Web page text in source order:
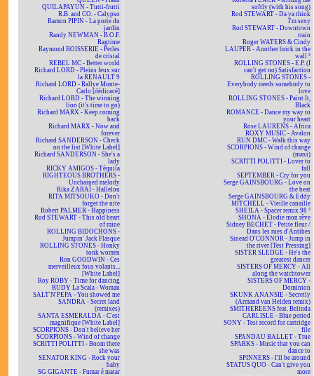
QUILAPAYUN - Tutti-frutti
R.B. and CO. - Calypso
Ramon PIPIN - La porte du
jardin
Randy NEWMAN - B.O.F.
Ragtime
Raymond BOISSERIE - Perles
de cristal
REBEL MC - Better world
Richard LORD - Pleins feux sur
la RENAULT 9
Richard LORD - Rallye Monte-
Carlo [dédicacé]
Richard LORD - The winning
lion (it's time to go)
Richard MARX - Keep coming
back
Richard MARX - Now and
forever
Richard SANDERSON - Check
on the list [White Label]
Richard SANDERSON - She's a
lady
RICKY AMIGOS - Téquila
RIGHTEOUS BROTHERS -
Unchained melody
Rika ZARAÏ - Hallelou
RITA MITSOUKO - Don't
forget the nite
Robert PALMER - Happiness
Rod STEWART - This old heart
of mine
ROLLING BIDOCHONS -
Jumpin' Jack Flasque
ROLLING STONES - Honky
tonk women
Ron GOODWIN - Ces
merveilleux fous volants...
[White Label]
Roy ROBY - Time for dancing
RUDY La Scala - Woman
SALT'N'PEPA - You showed me
SANDRA - Secret land
(remixes)
SANTA ESMERALDA - C'est
magnifique [White Label]
SCORPIONS - Don't believe her
SCORPIONS - Wind of change
SCRITTI POLITTI - Boom there
she was
SENATOR KING - Rock your
baby
SG GIGANTE - Fumar é matar
softly (with his song)
Rod STEWART - Da ya think
I'm sexy
Rod STEWART - Downtown
train
Roger WATERS & Cindy
LAUPER - Another brick in the
wall ²
ROLLING STONES - E.P. (I
can't get no) Satisfaction
ROLLING STONES -
Everybody needs somebody to
love
ROLLING STONES - Paint It,
Black
ROMANCE - Dance my way to
your heart
Rose LAURENS - Africa
ROXY MUSIC - Avalon
RUN DMC - Walk this way
SCORPIONS - Wind of change
(maxi)
SCRITTI POLITTI - Lover to
fall
SEPTEMBER - Cry for you
Serge GAINSBOURG - Love on
the beat
Serge GAINSBOURG & Eddy
MITCHELL - Vieille canaille
SHEILA - Spacer remix 98 ²
SHONA - Elodie mon rêve
Sidney BECHET - Petite fleur /
Dans les rues d'Antibes
Sinead O'CONNOR - Jump in
the river [Test Pressing]
SISTER SLEDGE - He's the
greatest dancer
SISTERS OF MERCY - All
along the watchtower
SISTERS OF MERCY -
Dominion
SKUNK ANANSIE - Secretly
(Armand van Helden remix)
SMITHEREENS feat. Belinda
CARLISLE - Blue period
SONY - Test record for cartridge
file
SPANDAU BALLET - True
SPARKS - Music that you can
dance to
SPINNERS - I'll be around
STATUS QUO - Can't give you
more